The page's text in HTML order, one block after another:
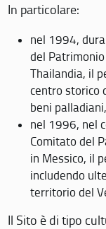
In particolare:
nel 1994,
del Patrimonio
Thailandia, il
centro storico
beni
nel 1996, nel
Comitato del
in Messico, il
includendo
territorio del
Il Sito è di tipo